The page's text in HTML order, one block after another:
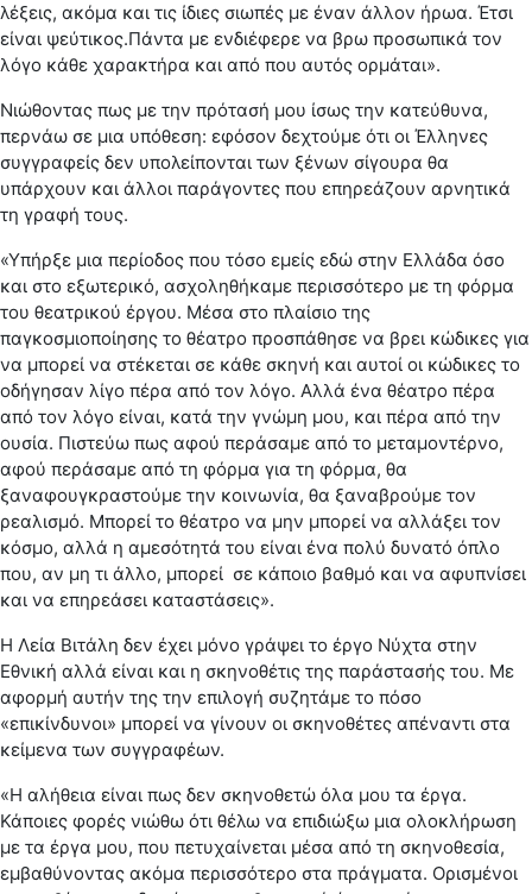
λέξεις, ακόμα και τις ίδιες σιωπές με έναν άλλον ήρωα. Έτσι
είναι ψεύτικος.Πάντα με ενδιέφερε να βρω προσωπικά τον
λόγο κάθε χαρακτήρα και από που αυτός ορμάται».
Νιώθοντας πως με την πρότασή μου ίσως την κατεύθυνα,
περνάω σε μια υπόθεση: εφόσον δεχτούμε ότι οι Έλληνες
συγγραφείς δεν υπολείπονται των ξένων σίγουρα θα
υπάρχουν και άλλοι παράγοντες που επηρεάζουν αρνητικά
τη γραφή τους.
«Υπήρξε μια περίοδος που τόσο εμείς εδώ στην Ελλάδα όσο
και στο εξωτερικό, ασχοληθήκαμε περισσότερο με τη φόρμα
του θεατρικού έργου. Μέσα στο πλαίσιο της
παγκοσμιοποίησης το θέατρο προσπάθησε να βρει κώδικες για
να μπορεί να στέκεται σε κάθε σκηνή και αυτοί οι κώδικες το
οδήγησαν λίγο πέρα από τον λόγο. Αλλά ένα θέατρο πέρα
από τον λόγο είναι, κατά την γνώμη μου, και πέρα από την
ουσία. Πιστεύω πως αφού περάσαμε από το μεταμοντέρνο,
αφού περάσαμε από τη φόρμα για τη φόρμα, θα
ξαναφουγκραστούμε την κοινωνία, θα ξαναβρούμε τον
ρεαλισμό. Μπορεί το θέατρο να μην μπορεί να αλλάξει τον
κόσμο, αλλά η αμεσότητά του είναι ένα πολύ δυνατό όπλο
που, αν μη τι άλλο, μπορεί σε κάποιο βαθμό και να αφυπνίσει
και να επηρεάσει καταστάσεις».
Η Λεία Βιτάλη δεν έχει μόνο γράψει το έργο Νύχτα στην
Εθνική αλλά είναι και η σκηνοθέτις της παράστασής του. Με
αφορμή αυτήν της την επιλογή συζητάμε το πόσο
«επικίνδυνοι» μπορεί να γίνουν οι σκηνοθέτες απέναντι στα
κείμενα των συγγραφέων.
«Η αλήθεια είναι πως δεν σκηνοθετώ όλα μου τα έργα.
Κάποιες φορές νιώθω ότι θέλω να επιδιώξω μια ολοκλήρωση
με τα έργα μου, που πετυχαίνεται μέσα από τη σκηνοθεσία,
εμβαθύνοντας ακόμα περισσότερο στα πράγματα. Ορισμένοι